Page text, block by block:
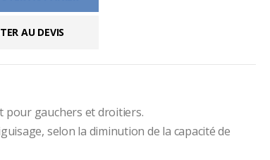
AU DEVIS
pour gauchers et droitiers.
selon la diminution de la capacité de